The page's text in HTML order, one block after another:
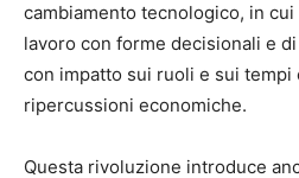
cambiamento tecnologico, in
lavoro con forme decisionali e
con impatto sui ruoli e sui tempi
ripercussioni economiche.
Questa rivoluzione introduce